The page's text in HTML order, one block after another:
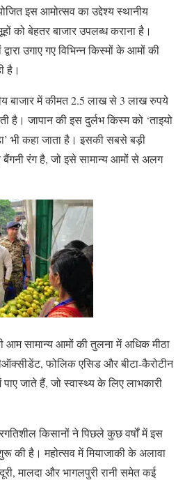
इस आमोत्सव का उद्देश्य स्थानीय
को बेहतर बाजार उपलब्ध कराना है।
उगाए गए विभिन्न किस्मों के आमों की
है।
बाजार में कीमत 2.5 लाख से 3 लाख रुपये
है। जापान की इस दुर्लभ किस्म को ‘ताइयो
भी कहा जाता है। इसकी सबसे बड़ी
रंग है, जो इसे सामान्य आमों से अलग
आम सामान्य आमों की तुलना में अधिक मीठा
फोलिक एसिड और बीटा-कैरोटीन
जाते हैं, जो स्वास्थ्य के लिए लाभकारी
किसानों ने पिछले कुछ वर्षों में इस
की है। महोत्सव में मियाजाकी के अलावा
मालदा और भागलपुरी रानी समेत कई